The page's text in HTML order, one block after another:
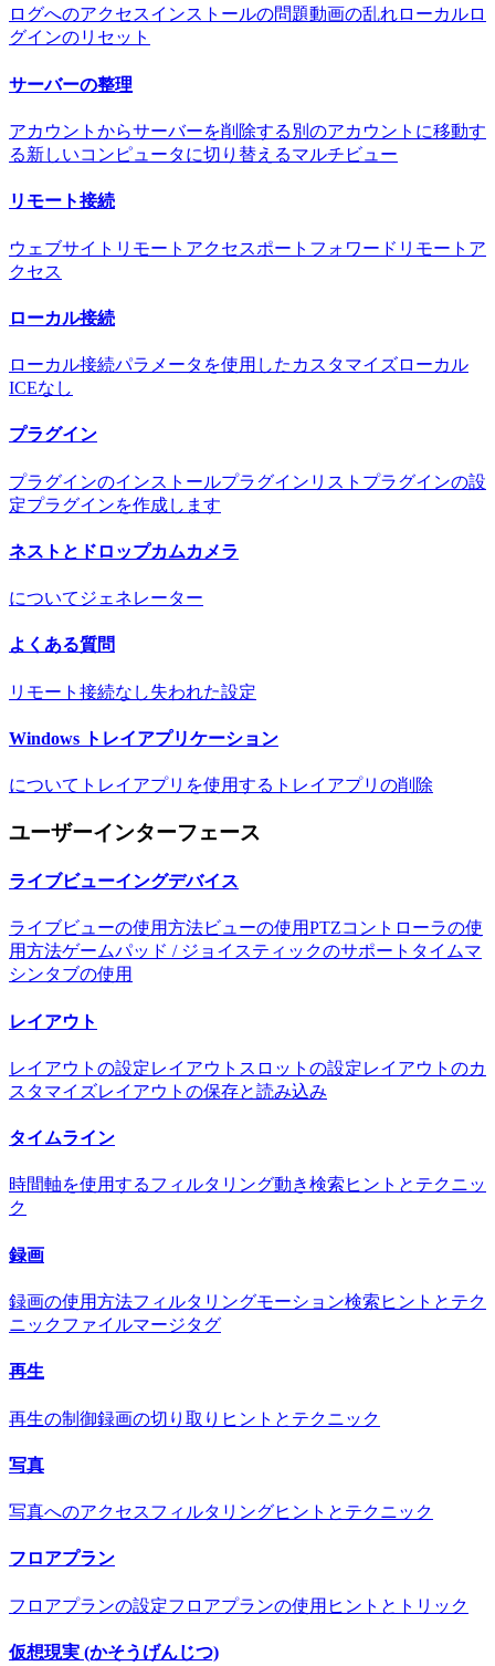
ログへのアクセスインストールの問題動画の乱れローカルロ
グインのリセット
サーバーの整理
アカウントからサーバーを削除する 別のアカウントに移動す
る新しいコンピュータに切り替えるマルチビュー
リモート接続
ウェブサイトリモートアクセスポートフォワードリモートア
クセス
ローカル接続
ローカル接続パラメータを使用したカスタマイズローカル
ICEなし
プラグイン
プラグインのインストールプラグインリスト プラグインの設
定プラグインを作成します
ネストとドロップカムカメラ
について ジェネレーター
よくある質問
リモート接続なし失われた設定
Windows トレイアプリケーション
について トレイアプリを使用する トレイアプリの削除
ユーザーインターフェース
ライブビューイングデバイス
ライブビューの使用方法ビューの使用PTZコントローラの使
用方法ゲームパッド / ジョイスティックのサポート タイムマ
シンタブの使用
レイアウト
レイアウトの設定レイアウトスロットの設定レイアウトのカ
スタマイズレイアウトの保存と読み込み
タイムライン
時間軸を使用するフィルタリング動き検索 ヒントとテクニッ
ク
録画
録画の使用方法フィルタリングモーション検索 ヒントとテク
ニックファイルマージタグ
再生
再生の制御録画の切り取り ヒントとテクニック
写真
写真へのアクセスフィルタリングヒントとテクニック
フロアプラン
フロアプランの設定フロアプランの使用 ヒントとトリック
仮想現実 (かそうげんじつ)